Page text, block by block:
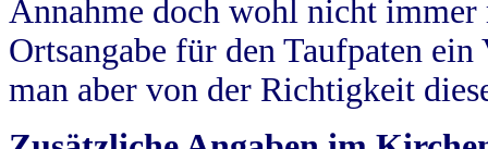
Annahme doch wohl nicht
Ortsangabe für den Taufpaten
man aber von der Richtigkeit